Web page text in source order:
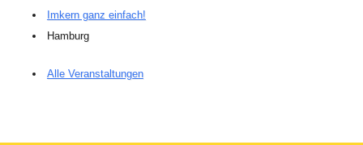
Imkern ganz einfach!
Hamburg
Alle Veranstaltungen